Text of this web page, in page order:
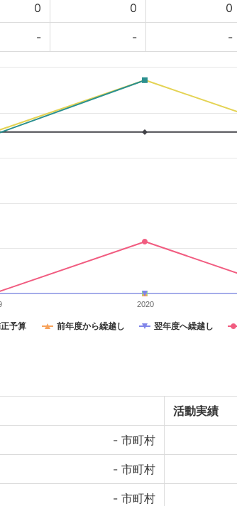
0 0 0
- - -
予算 前年度から繰越し 翌年度へ繰越し
2020
活動実績
- 市町村
- 市町村
- 市町村